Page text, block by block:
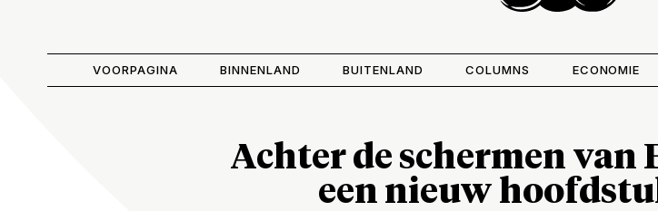
VOORPAGINA BINNENLAND BUITENLAND COLUMNS ECONOMIE
Achter de schermen van
een nieuw